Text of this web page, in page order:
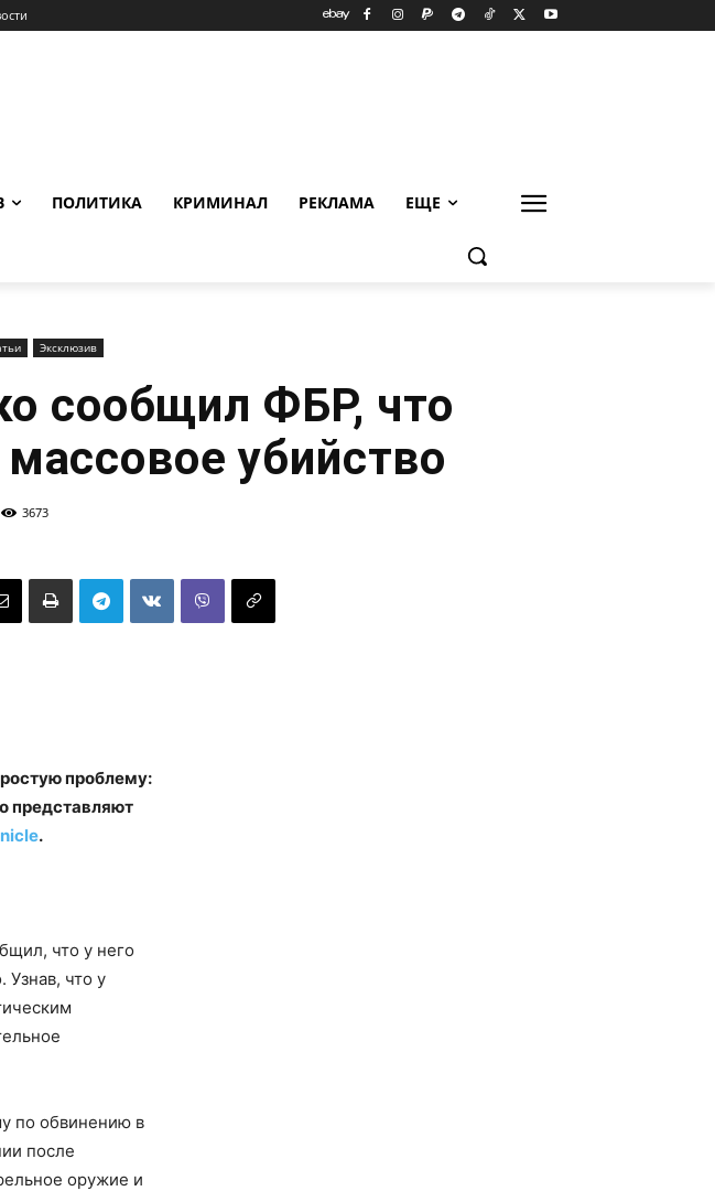
ПОЛИТИКА КРИМИНАЛ РЕКЛАМА ЕЩЕ
Эксклюзив
сообщил ФБР, что
убийство
3673
проблему:
представляют
.
что у него
Узнав, что у
по обвинению в
после
оружие и